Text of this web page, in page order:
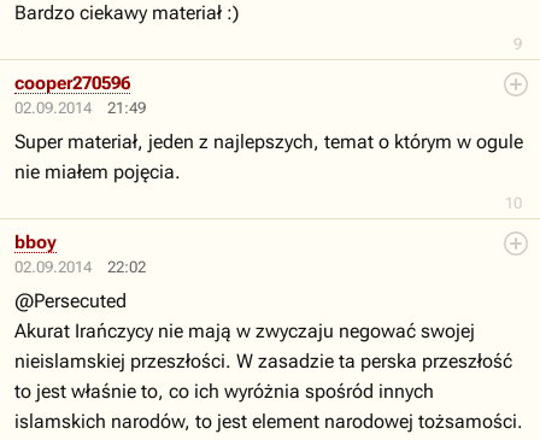
9
Bardzo ciekawy materiał :)
02.09.2014 21:49
10
cooper270596
Super materiał, jeden z najlepszych, temat o którym w ogule
nie miałem pojęcia.
02.09.2014 22:02
bboy
@Persecuted
Akurat Irańczycy nie mają w zwyczaju negować swojej
nieislamskiej przeszłości. W zasadzie ta perska przeszłość
to jest właśnie to, co ich wyróżnia spośród innych
islamskich narodów, to jest element narodowej tożsamości.